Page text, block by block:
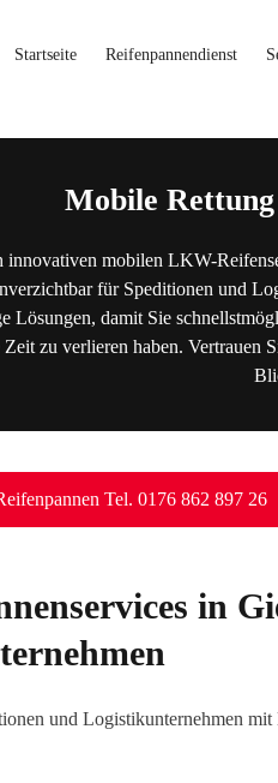
Startseite Reifenpannendienst
Mobile
innovativen mobilen LKW-
für Speditionen und
Lösungen, damit Sie
zu verlieren haben. Vertrauen
Tel. 0176 862 897 26
in
und Logistikunternehmen